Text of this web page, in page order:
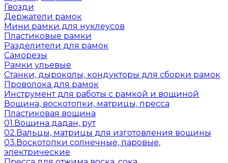
Гвозди
Держатели рамок
Мини рамки для нуклеусов
Пластиковые рамки
Разделители для рамок
Саморезы
Рамки ульевые
Станки, дыроколы, кондукторы для сборки рамок
Проволока для рамок
Инструмент для работы с рамкой и вощиной
Вощина, воскотопки, матрицы, пресса
Пластиковая вощина
01.Вощина дадан, рут
02.Вальцы, матрицы для изготовления вощины
03.Воскотопки солнечные, паровые,
электрические